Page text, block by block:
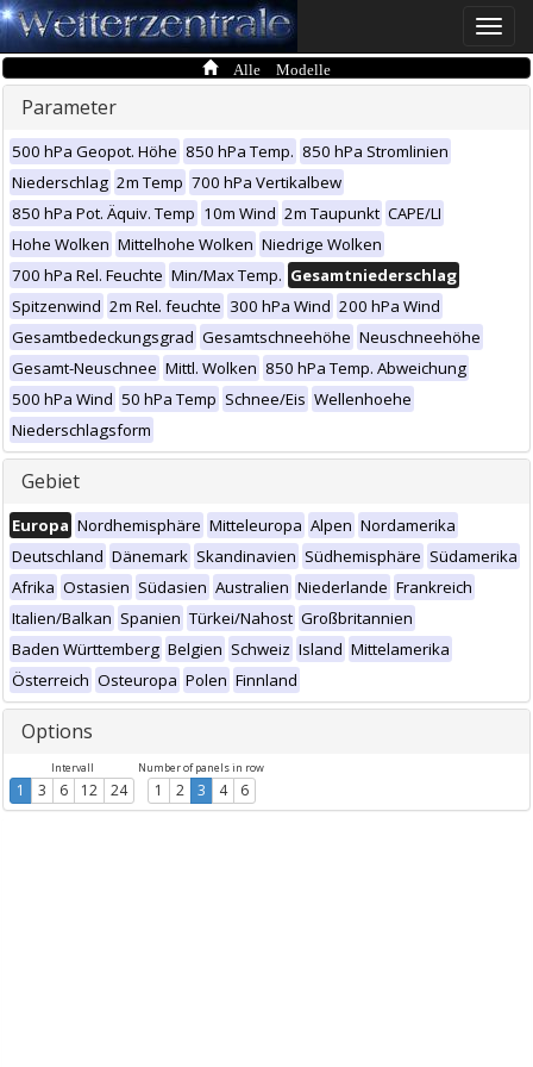
Toggle
Alle Modelle
Parameter
500 hPa Geopot. Höhe 850 hPa Temp. 850 hPa Stromlinien
Niederschlag 2m Temp 700 hPa Vertikalbew
850 hPa Pot. Äquiv. Temp 10m Wind 2m Taupunkt CAPE/LI
Hohe Wolken Mittelhohe Wolken Niedrige Wolken
700 hPa Rel. Feuchte Min/Max Temp. Gesamtniederschlag
Spitzenwind 2m Rel. feuchte 300 hPa Wind 200 hPa Wind
Gesamtbedeckungsgrad Gesamtschneehöhe Neuschneehöhe
Gesamt-Neuschnee Mittl. Wolken 850 hPa Temp. Abweichung
500 hPa Wind 50 hPa Temp Schnee/Eis Wellenhoehe
Niederschlagsform
Gebiet
Europa Nordhemisphäre Mitteleuropa Alpen Nordamerika
Deutschland Dänemark Skandinavien Südhemisphäre Südamerika
Afrika Ostasien Südasien Australien Niederlande Frankreich
Italien/Balkan Spanien Türkei/Nahost Großbritannien
Baden Württemberg Belgien Schweiz Island Mittelamerika
Österreich Osteuropa Polen Finnland
Options
Intervall
1 3 6 12 24
Number of panels in row
1 2 3 4 6